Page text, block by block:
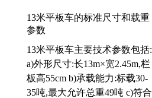
13米平板车的标准尺寸和载重
参数
13米平板车主要技术参数包括:
a)外形尺寸:长13m×宽2.45m,栏
板高55cm b)承载能力:标载30-
35吨,最大允许总重49吨 c)符合